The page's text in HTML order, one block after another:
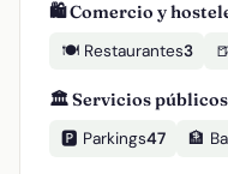
🛍️ Comercio y
🍽️ Restaurantes3
🏛️ Servicios públicos
🅿️ Parkings47 🏦